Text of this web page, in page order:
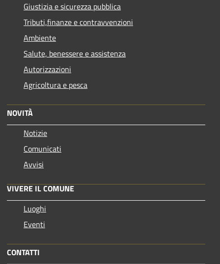
Giustizia e sicurezza pubblica
Tributi,finanze e contravvenzioni
Ambiente
Salute, benessere e assistenza
Autorizzazioni
Agricoltura e pesca
NOVITÀ
Notizie
Comunicati
Avvisi
VIVERE IL COMUNE
Luoghi
Eventi
CONTATTI